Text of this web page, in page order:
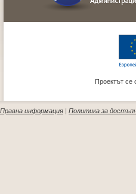
Проектът се
Правна информация Политика за